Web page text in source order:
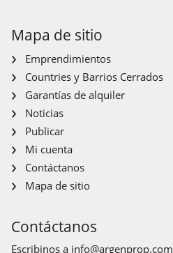
Mapa de sitio
Emprendimientos
Countries y Barrios Cerrados
Garantías de alquiler
Noticias
Publicar
Mi cuenta
Contáctanos
Mapa de sitio
Contáctanos
Escribinos a info@argenprop.com